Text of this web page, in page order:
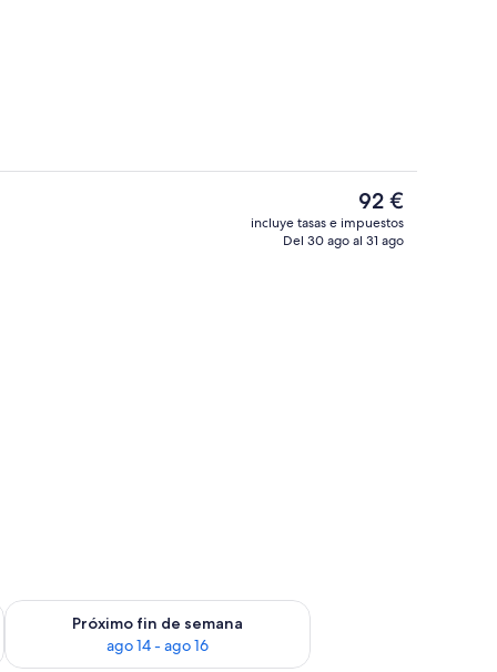
Escritorio, espacio para trabajar con
El
precio
actual
92 €
incluye tasas e impuestos
Del 30 ago al 31 ago
semana, ago 7 - ago 9
Próximo fin de semana
ago 14 - ago 16
Consulta la disponibilidad para el próximo fin de semana,